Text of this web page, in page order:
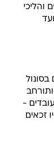
והליכי
של 200-220 שקל ותורחב
-
זכאים